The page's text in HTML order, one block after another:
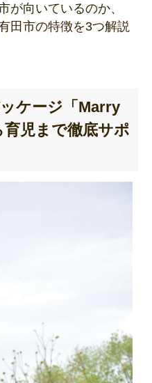
が向いているのか、
田市の特徴を3つ解説
ケージ「Marry
児まで徹底サポ